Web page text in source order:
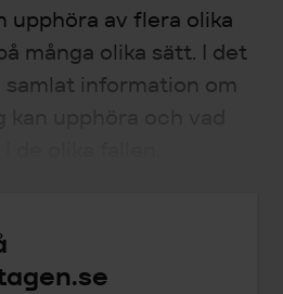
upphöra av flera olika
många olika sätt. I det
information om